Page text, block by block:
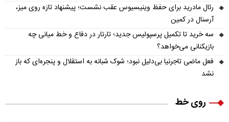
رئال مادرید برای حفظ وینیسیوس عقب نشست؛ پیشنهاد تازه روی میز،
آرسنال در کمین
سه خرید تا تکمیل پرسپولیس جدید؛ تارتار در دفاع و خط میانی چه
بازیکنانی می‌خواهد؟
فعل ماضی تاجرنیا بی‌دلیل نبود؛ شوک شبانه به استقلال و پنجره‌ای که باز
نشد
روی خط